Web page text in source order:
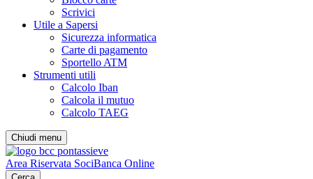
Scrivici
Utile a Sapersi
Sicurezza informatica
Carte di pagamento
Sportello ATM
Strumenti utili
Calcolo Iban
Calcola il mutuo
Calcolo TAEG
Chiudi menu
Area Riservata SociBanca Online